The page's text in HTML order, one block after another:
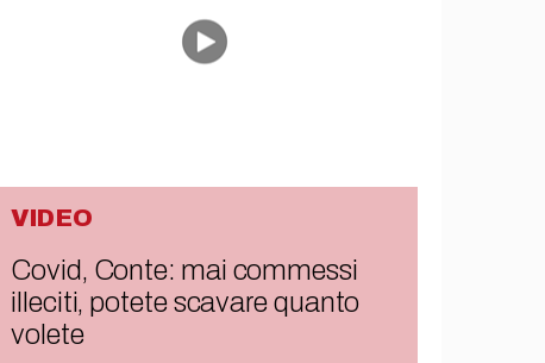
VIDEO
Covid, Conte: mai commessi
illeciti, potete scavare quanto
volete